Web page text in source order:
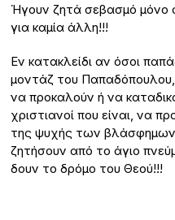
Ήγουν ζητά σεβασμό μόνο
για καμία άλλη!!!
Εν κατακλείδι αν όσοι
μοντάζ του
να προκαλούν ή να
χριστιανοί που είναι, να
της ψυχής των
ζητήσουν από το άγιο
δουν το δρόμο του Θεού!!!